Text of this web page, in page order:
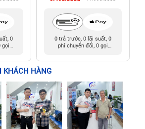
0
gọi
0 trả trước, 0 lãi suất, 0
phí chuyển đổi, 0 gọi
KHÁCH HÀNG